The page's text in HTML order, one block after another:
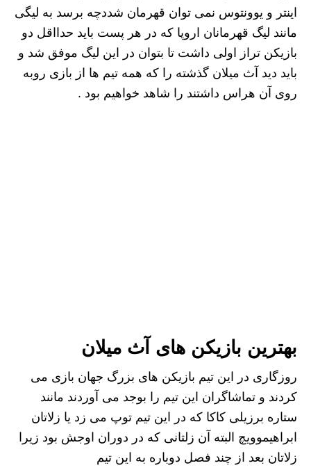
اینتر و یوونتوس نمی توان قهرمان شددچه برسد به لیگی
مانند لیگ قهرمانان اروپا که در هر پست باید حدااقل دو
بازیکن تراز اولی داشت تا بتوان در این لیگ موفق شد و
باید دید آث میلان گذشته را که همه تیم ها از بازی روبه
روی آن هراس داشتند را شاهد خواهیم بود .
بهترین بازیکن های آث میلان
روزگاری در این تیم بازیکن های بزرگ جهان بازی می
کردند و تماشاگران این تیم را بوجد می آوردند مانند
ستاره برزیلی کاکا که در این تیم توپ می زد یا زلاتان
ابراهیموویچ البته آن زلتانی که در دوران اوجش بود زیرا
زلاتان بعد از چند فصل دوباره به این تیم